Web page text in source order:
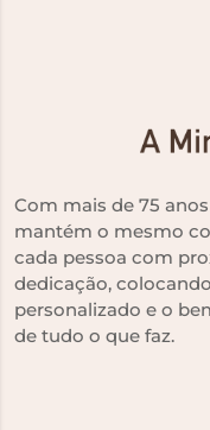
Com mais de 75
mantém o mesmo
cada pessoa com
dedicação,
personalizado e o
de tudo o que faz.